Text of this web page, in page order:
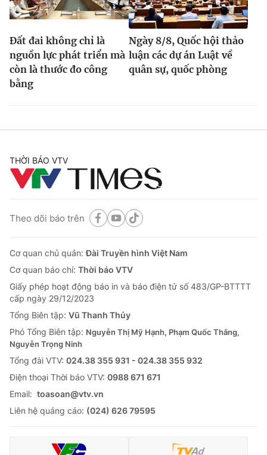
Đất đai không chỉ là
nguồn lực phát triển mà
còn là thước đo công
bằng
Ngày 8/8, Quốc hội thảo
luận các dự án Luật về
quân sự, quốc phòng
THỜI BÁO VTV
Theo dõi báo trên
Cơ quan chủ quản:Đài Truyền hình Việt Nam
Cơ quan báo chí: Thời báo VTV
Giấy phép hoạt động báo in và báo điện tử số 483/GP-BTTTT
cấp ngày 29/12/2023
Tổng Biên tập: Vũ Thanh Thủy
Phó Tổng Biên tập: Nguyễn Thị Mỹ Hạnh, Phạm Quốc Thắng,
Nguyễn Trọng Ninh
Tổng đài VTV: 024.38 355 931 - 024.38 355 932
Ðiện thoại Thời báo VTV: 0988 671 671
Email: toasoan@vtv.vn
Liên hệ quảng cáo: (024) 626 79595